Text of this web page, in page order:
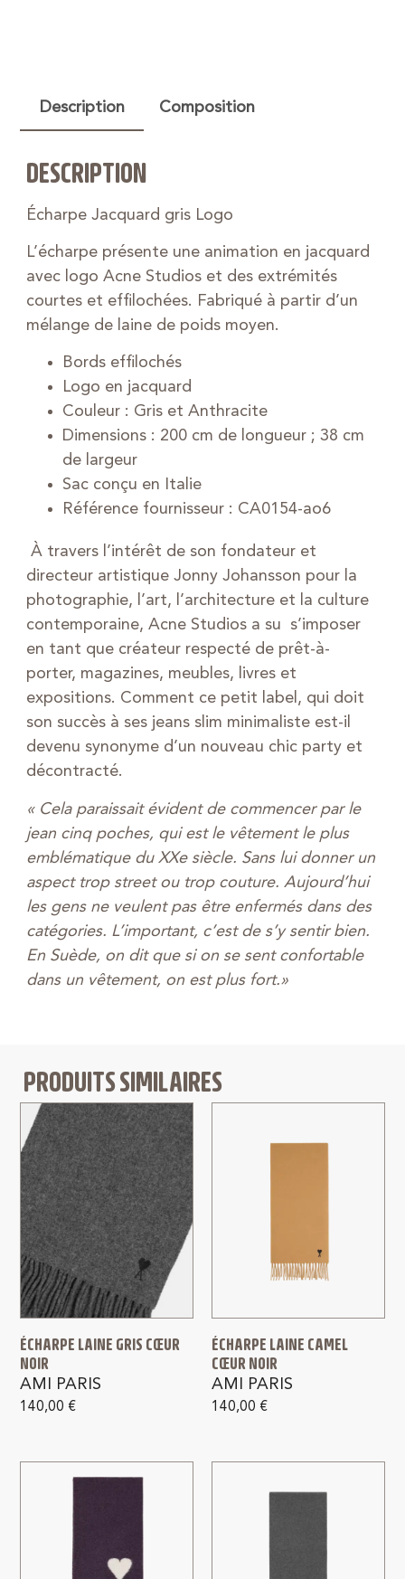
Description Composition
DESCRIPTION
Écharpe Jacquard gris Logo
L’écharpe présente une animation en jacquard
avec logo Acne Studios et des extrémités
courtes et effilochées. Fabriqué à partir d’un
mélange de laine de poids moyen.
Bords effilochés
Logo en jacquard
Couleur : Gris et Anthracite
Dimensions : 200 cm de longueur ; 38 cm
de largeur
Sac conçu en Italie
Référence fournisseur : CA0154-ao6
À travers l’intérêt de son fondateur et
directeur artistique Jonny Johansson pour la
photographie, l’art, l’architecture et la culture
contemporaine, Acne Studios a su s’imposer
en tant que créateur respecté de prêt-à-
porter, magazines, meubles, livres et
expositions. Comment ce petit label, qui doit
son succès à ses jeans slim minimaliste est-il
devenu synonyme d’un nouveau chic party et
décontracté.
« Cela paraissait évident de commencer par le
jean cinq poches, qui est le vêtement le plus
emblématique du XXe siècle. Sans lui donner un
aspect trop street ou trop couture. Aujourd’hui
les gens ne veulent pas être enfermés dans des
catégories. L’important, c’est de s’y sentir bien.
En Suède, on dit que si on se sent confortable
dans un vêtement, on est plus fort.»
PRODUITS SIMILAIRES
ÉCHARPE LAINE GRIS CŒUR
NOIR
AMI PARIS
140,00 €
ÉCHARPE LAINE CAMEL
CŒUR NOIR
AMI PARIS
140,00 €